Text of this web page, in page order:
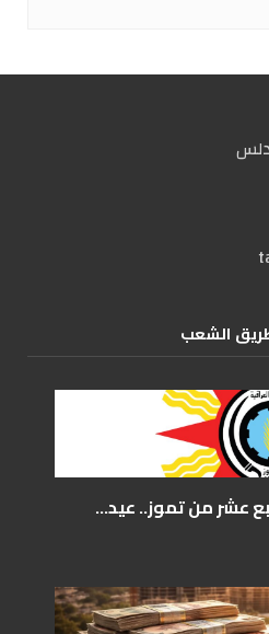
الشعب
عشر من تموز.. عيد...